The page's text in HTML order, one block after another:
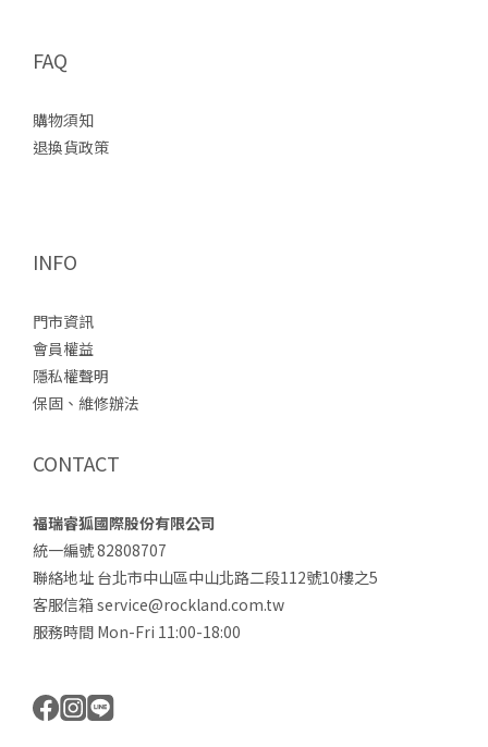
FAQ
購物須知
退換貨政策
INFO
門市資訊
會員權益
隱私權聲明
保固、維修辦法
CONTACT
福瑞睿狐國際股份有限公司
統一編號 82808707
聯絡地址 台北市中山區中山北路二段112號10樓之5
客服信箱 service@rockland.com.tw
服務時間 Mon-Fri 11:00-18:00